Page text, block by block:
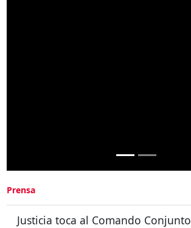
Prensa
Justicia toca al Comando Conjunto